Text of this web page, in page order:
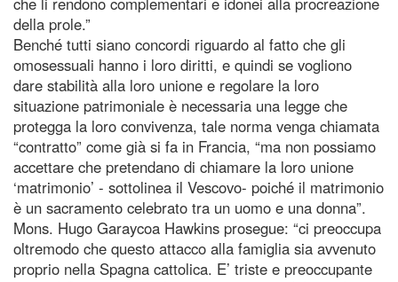
della prole.”
Benché tutti siano concordi riguardo al fatto che gli
omosessuali hanno i loro diritti, e quindi se vogliono
dare stabilità alla loro unione e regolare la loro
situazione patrimoniale è necessaria una legge che
protegga la loro convivenza, tale norma venga chiamata
“contratto” come già si fa in Francia, “ma non possiamo
accettare che pretendano di chiamare la loro unione
‘matrimonio’ - sottolinea il Vescovo- poiché il matrimonio
è un sacramento celebrato tra un uomo e una donna”.
Mons. Hugo Garaycoa Hawkins prosegue: “ci preoccupa
oltremodo che questo attacco alla famiglia sia avvenuto
proprio nella Spagna cattolica. E’ triste e preoccupante